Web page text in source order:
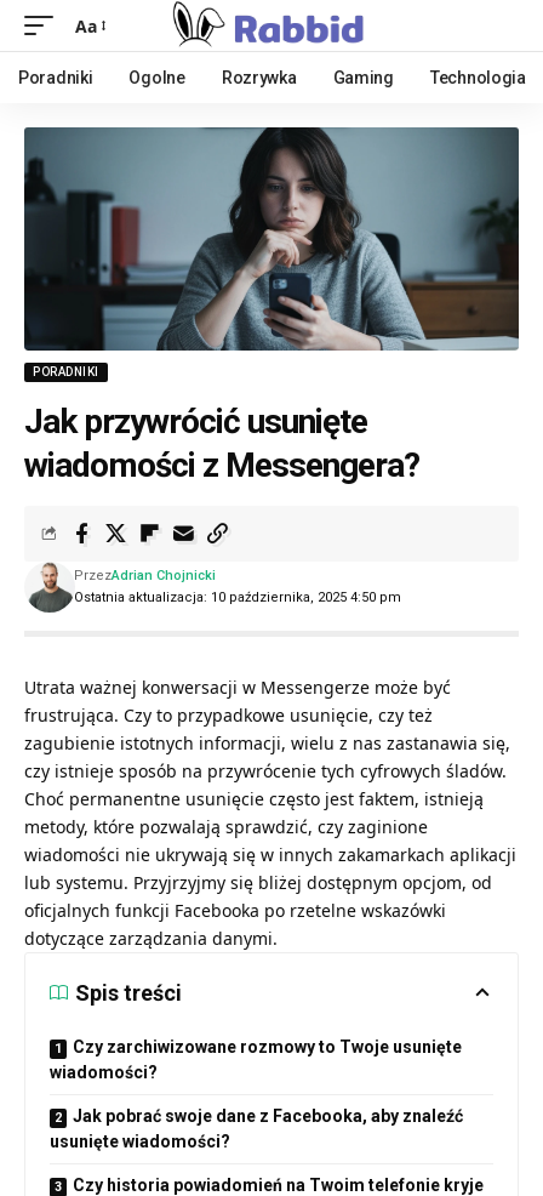
Aa
Poradniki Ogolne Rozrywka Gaming Technologia
PORADNIKI
Jak przywrócić usunięte
wiadomości z Messengera?
Ostatnia aktualizacja: 10 października, 2025 4:50 pm
PrzezAdrian Chojnicki
Utrata ważnej konwersacji w Messengerze może być
frustrująca. Czy to przypadkowe usunięcie, czy też
zagubienie istotnych informacji, wielu z nas zastanawia się,
czy istnieje sposób na przywrócenie tych cyfrowych śladów.
Choć permanentne usunięcie często jest faktem, istnieją
metody, które pozwalają sprawdzić, czy zaginione
wiadomości nie ukrywają się w innych zakamarkach aplikacji
lub systemu. Przyjrzyjmy się bliżej dostępnym opcjom, od
oficjalnych funkcji Facebooka po rzetelne wskazówki
dotyczące zarządzania danymi.
Spis treści
Czy zarchiwizowane rozmowy to Twoje usunięte
wiadomości?
Jak pobrać swoje dane z Facebooka, aby znaleźć
usunięte wiadomości?
Czy historia powiadomień na Twoim telefonie kryje